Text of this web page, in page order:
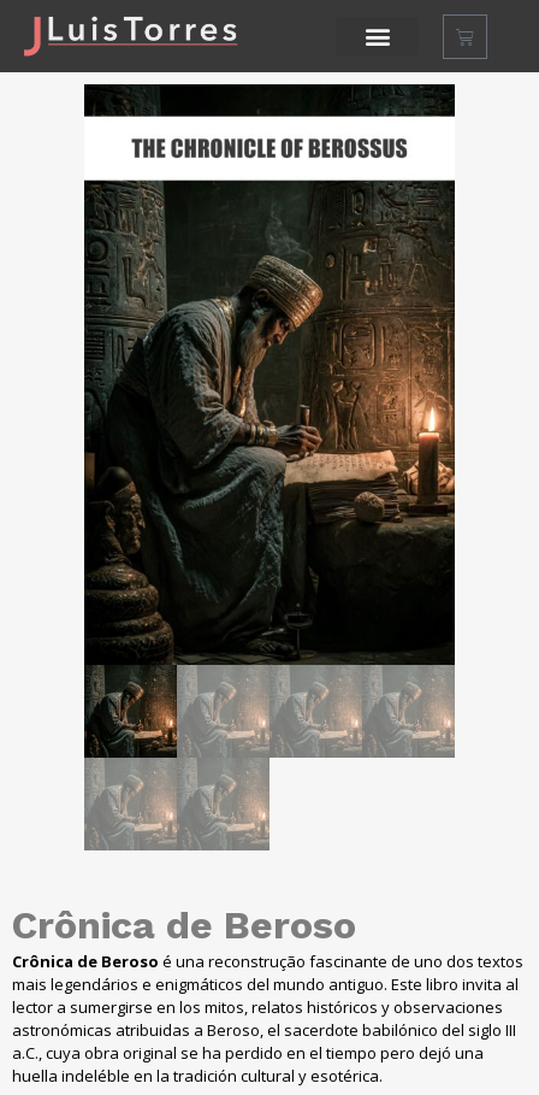
Crônica de Beroso
Crônica de Beroso é una reconstrução fascinante de uno dos textos
mais legendários e enigmáticos del mundo antiguo. Este libro invita al
lector a sumergirse en los mitos, relatos históricos y observaciones
astronómicas atribuidas a Beroso, el sacerdote babilónico del siglo III
a.C., cuya obra original se ha perdido en el tiempo pero dejó una
huella indeléble en la tradición cultural y esotérica.